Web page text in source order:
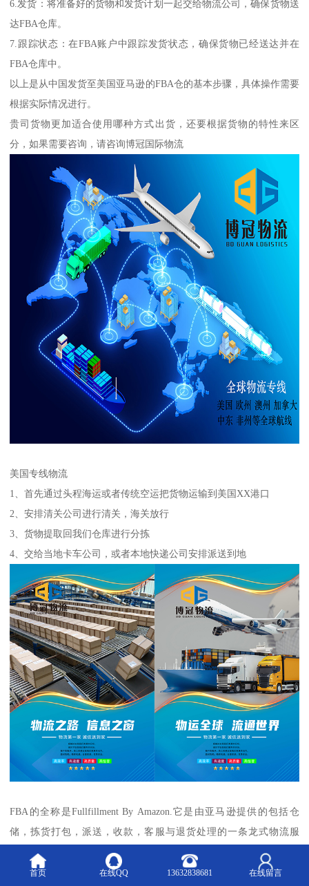
6.发货：将准备好的货物和发货计划一起交给物流公司，确保货物送
达FBA仓库。
7.跟踪状态：在FBA账户中跟踪发货状态，确保货物已经送达并在
FBA仓库中。
以上是从中国发货至美国亚马逊的FBA仓的基本步骤，具体操作需要
根据实际情况进行。
贵司货物更加适合使用哪种方式出货，还要根据货物的特性来区
分，如果需要咨询，请咨询博冠国际物流
美国专线物流
1、首先通过头程海运或者传统空运把货物运输到美国XX港口
2、安排清关公司进行清关，海关放行
3、货物提取回我们仓库进行分拣
4、交给当地卡车公司，或者本地快递公司安排派送到地
FBA的全称是Fullfillment By Amazon.它是由亚马逊提供的包括仓
储，拣货打包，派送，收款，客服与退货处理的一条龙式物流服
FBA的优势：
首页 在线QQ 13632838681 在线留言